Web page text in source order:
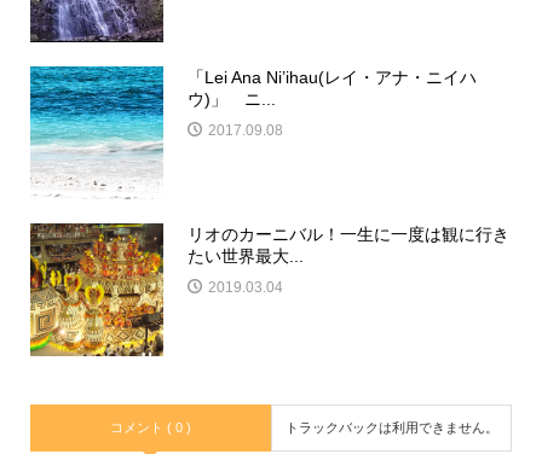
「Lei Ana Ni’ihau(レイ・アナ・ニイハ
ウ)」 ニ...
2017.09.08
リオのカーニバル！一生に一度は観に行き
たい世界最大...
2019.03.04
コメント ( 0 ) トラックバックは利用できません。